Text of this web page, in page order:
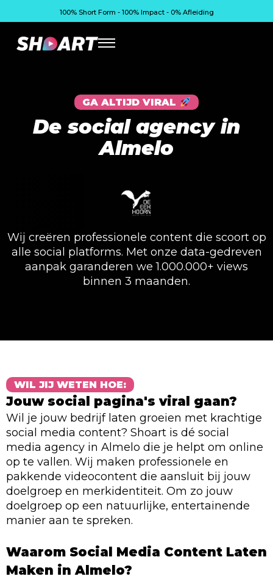
100% Short Form - 100% Impact - 0% Afleiding
GA ALTIJD VIRAL
De social agency in
Almelo
Wij creëren professionele content die scoort op
alle social platforms. Met onze data-gedreven
aanpak garanderen we 1.000.000+ views
binnen 3 maanden.
WIL JIJ WETEN HOE:
Jouw social pagina's viral gaan?
Wil je jouw bedrijf laten groeien met krachtige
social media content? Shoart is dé social
media agency in Almelo die je helpt om online
op te vallen. Wij maken professionele en
pakkende videocontent die aansluit bij jouw
doelgroep en merkidentiteit. Om zo jouw
doelgroep op een natuurlijke, entertainende
manier aan te spreken.
Waarom Social Media Content Laten
Maken in Almelo?